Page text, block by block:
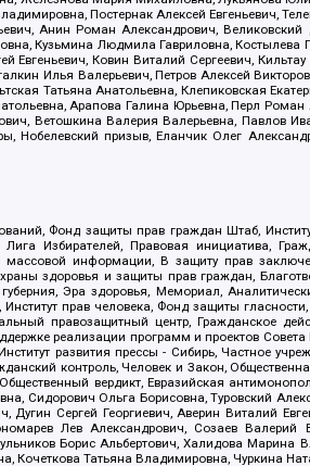
Постернак Алексей Евгеньевич,
Анин Роман Александрович,
Кузьмина Людмила Гавриловна,
Ковин Виталий Сергеевич,
Илья Валерьевич, Петров Алексей
Татьяна Анатольевна, Клепиковская
Арапова Галина Юрьевна, Перл
Ветошкина Валерия Валерьевна, Павлов
призыв, Еланчик Олег
Фонд защиты прав граждан Штаб,
Избирателей, Правовая инициатива,
информации, В защиту прав
здоровья и защиты прав граждан,
Эра здоровья, Мемориал,
прав человека, Фонд защиты
правозащитный центр, Гражданское
реализации программ и проектов Совета
развития прессы - Сибирь, Частное
контроль, Человек и Закон,
вердикт, Евразийская
Ольга Борисовна, Туровский
Сергей Георгиевич, Аверин Виталий
Лев Александрович, Созаев Валерий
Борис Альбертович, Халидова
Татьяна Владимировна, Чуркина